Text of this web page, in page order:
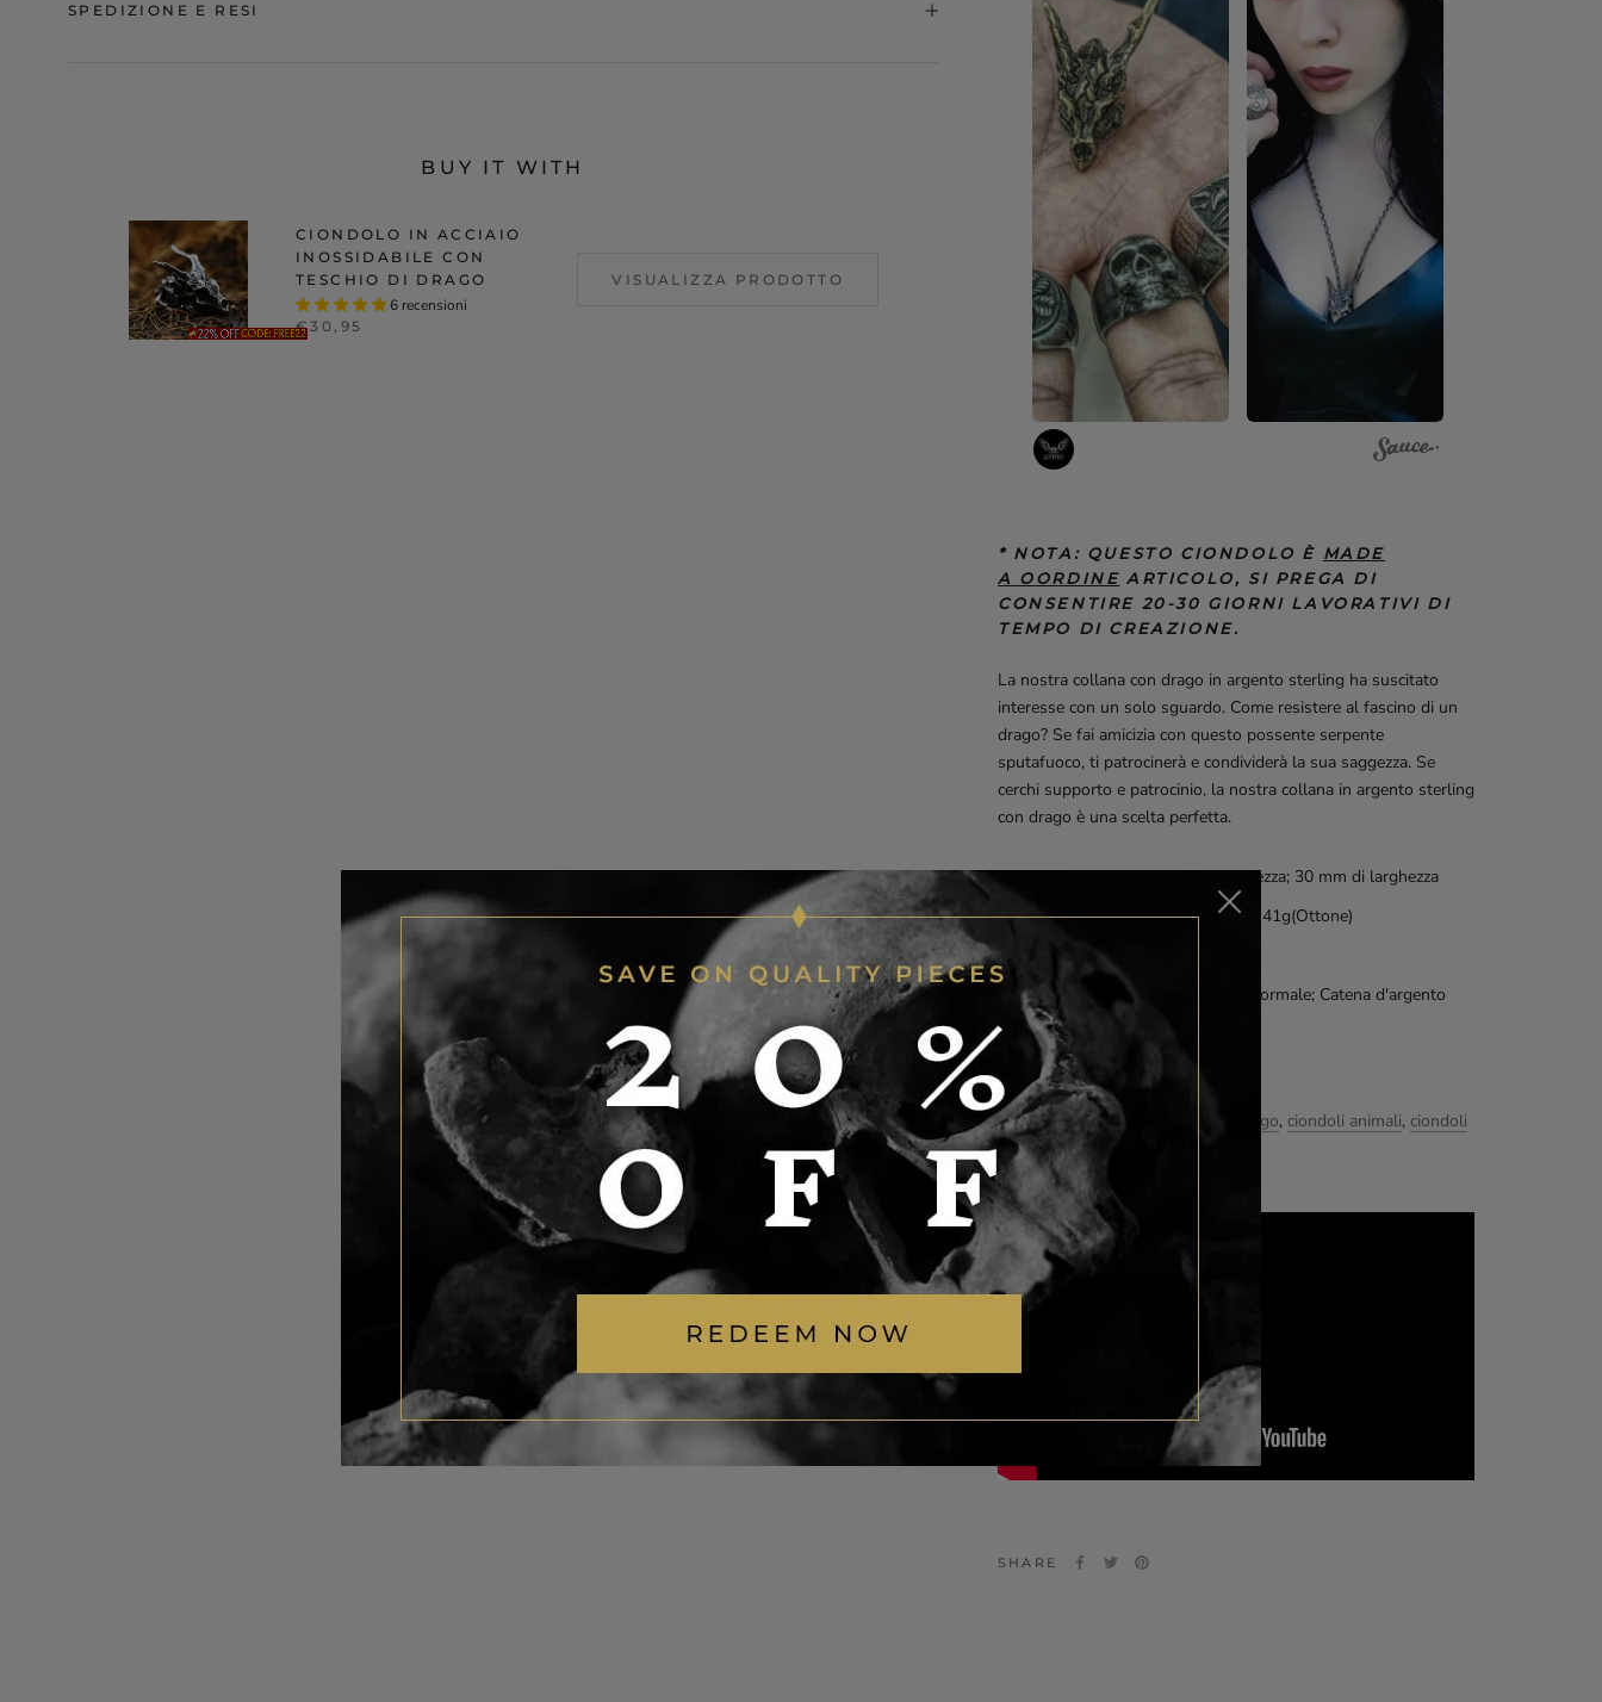
* NOTA: QUESTO CIONDOLO È MADE
A OORDINE ARTICOLO, SI PREGA DI
CONSENTIRE 20-30 GIORNI LAVORATIVI DI
TEMPO DI CREAZIONE.
La nostra collana con drago in argento sterling ha suscitato
interesse con un solo sguardo. Come resistere al fascino di un
drago? Se fai amicizia con questo possente serpente
sputafuoco, ti patrocinerà e condividerà la sua saggezza. Se
cerchi supporto e patrocinio, la nostra collana in argento sterling
con drago è una scelta perfetta.
Dimensioni: circa 46 mm di altezza; 30 mm di larghezza
Peso: circa 50 g (argento 925); 41g(Ottone)
Materiale: ottone/argento 925
Catena d'argento A: modello normale; Catena d'argento
B: con gemelli con teschio
Lunghezza catena: 60 cm
Sfoglia articoli simili su ciondoli drago, ciondoli animali, ciondoli
teschio
SHARE
SPEDIZIONE E RESI
BUY IT WITH
CIONDOLO IN ACCIAIO
INOSSIDABILE CON
TESCHIO DI DRAGO
6 recensioni
€30,95
VISUALIZZA PRODOTTO